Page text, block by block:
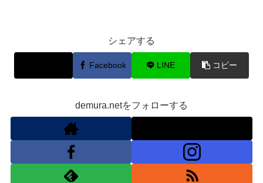
シェアする
Facebook LINE コピー
demura.netをフォローする